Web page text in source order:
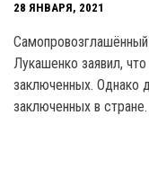
28 ЯНВАРЯ, 2021
Лукашенко заявил,
заключенных. Однако
заключенных в стране.